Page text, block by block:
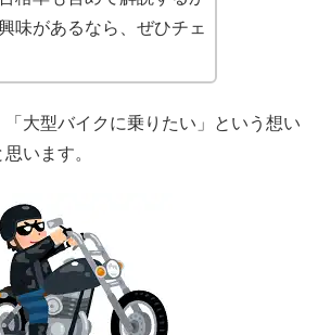
味があるなら、ぜひチェ
大型バイクに乗りたい」という想い
います。